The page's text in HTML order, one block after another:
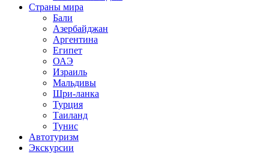
Страны мира
Бали
Азербайджан
Аргентина
Египет
ОАЭ
Израиль
Мальдивы
Шри-ланка
Турция
Таиланд
Тунис
Автотуризм
Экскурсии